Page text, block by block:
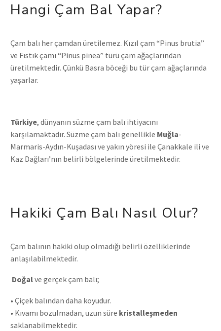
Hangi Çam Bal Yapar?
Çam balı her çamdan üretilemez. Kızıl çam “Pinus brutia”
ve Fıstık çamı “Pinus pinea” türü çam ağaçlarından
üretilmektedir. Çünkü Basra böceği bu tür çam ağaçlarında
yaşarlar.
Türkiye, dünyanın süzme çam balı ihtiyacını
karşılamaktadır. Süzme çam balı genellikle Muğla-
Marmaris-Aydın-Kuşadası ve yakın yöresi ile Çanakkale ili ve
Kaz Dağları’nın belirli bölgelerinde üretilmektedir.
Hakiki Çam Balı Nasıl Olur?
Çam balının hakiki olup olmadığı belirli özelliklerinde
anlaşılabilmektedir.
Doğalve gerçek çam balı;
• Çiçek balından daha koyudur.
• Kıvamı bozulmadan, uzun süre kristalleşmeden
saklanabilmektedir.